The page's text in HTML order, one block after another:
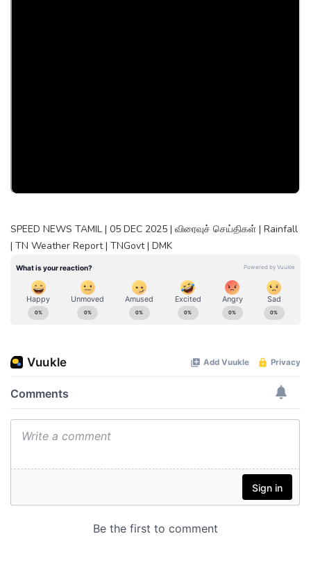
SPEED NEWS TAMIL | 05 DEC 2025 | விரைவுச் செய்திகள் | Rainfall
| TN Weather Report | TNGovt | DMK